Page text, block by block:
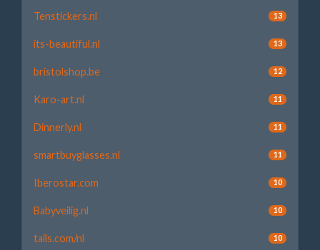
Tenstickers.nl 13
its-beautiful.nl 13
bristolshop.be 12
Karo-art.nl 11
Dinnerly.nl 11
smartbuyglasses.nl 11
Iberostar.com 10
Babyveilig.nl 10
tails.com/nl 10